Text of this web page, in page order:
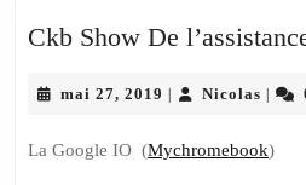
Ckb Show De
mai 27, 2019 mai Nicolas
La Google IO (Mychromebook)